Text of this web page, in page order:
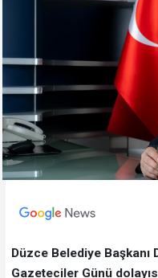
Düzce Belediye Başkanı
Gazeteciler Günü